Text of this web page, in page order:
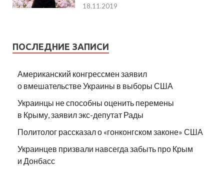
18.11.2019
ПОСЛЕДНИЕ ЗАПИСИ
Американский конгрессмен заявил
о вмешательстве Украины в выборы США
Украинцы не способны оценить перемены
в Крыму, заявил экс-депутат Рады
Политолог рассказал о «гонконгском законе» США
Украинцев призвали навсегда забыть про Крым
и Донбасс